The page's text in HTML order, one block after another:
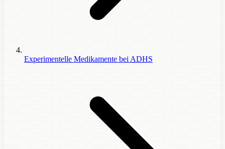
Experimentelle Medikamente bei ADHS